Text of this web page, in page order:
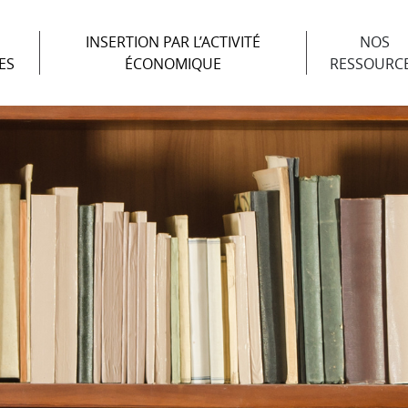
INSERTION PAR L’ACTIVITÉ
ÉCONOMIQUE
NOS